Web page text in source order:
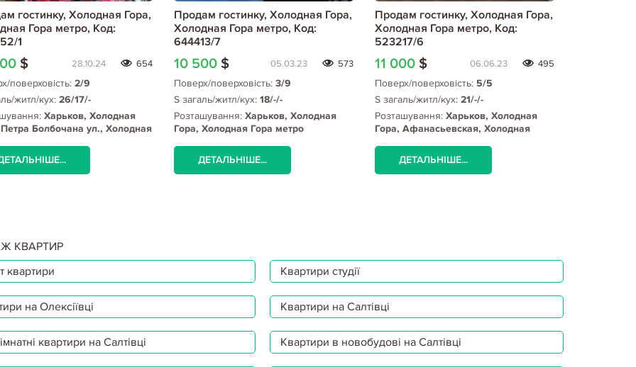
гостинку, Холодная Гора,
Гора метро, Код:
1
$ 28.10.24 654
поверховість: 2/9
житл/кух: 26/17/-
Харьков, Холодная
Болбочана ул., Холодная
Продам гостинку, Холодная Гора,
Холодная Гора метро, Код:
644413/7
10 500 $ 05.03.23 573
Поверх/поверховість: 3/9
S загаль/житл/кух: 18/-/-
Розташування: Харьков, Холодная
Гора, Холодная Гора метро
ДЕТАЛЬНІШЕ...
Продам гостинку, Холодная Гора,
Холодная Гора метро, Код:
523217/6
11 000 $ 06.06.23 495
Поверх/поверховість: 5/5
S загаль/житл/кух: 21/-/-
Розташування: Харьков, Холодная
Гора, Афанасьевская, Холодная
ДЕТАЛЬНІШЕ...
КВАРТИР
квартири
Квартири студії
на Олексіївці Квартири на Салтівці
квартири на Салтівці Квартири в новобудові на Салтівці